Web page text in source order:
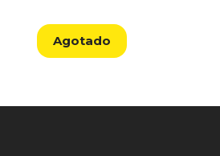
Agotado